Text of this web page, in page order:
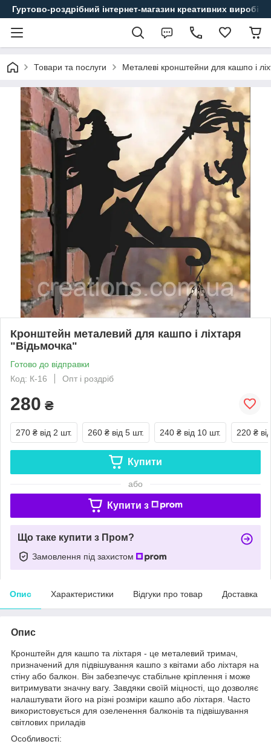
Гуртово-роздрібний інтернет-магазин креативних виробів
Товари та послуги Металеві кронштейни для кашпо і
Кронштейн металевий для кашпо і ліхтаря
"Відьмочка"
Готово до відправки
Код: К-16
Опт і роздріб
280 ₴
270 ₴ від 2 шт. 260 ₴ від 5 шт. 240 ₴ від 10 шт. 220 ₴
Купити
або
Купити з
Що таке купити з Пром?
Замовлення під захистом
Опис Характеристики Відгуки про товар Доставка
Опис
Кронштейн для кашпо та ліхтаря - це металевий тримач,
призначений для підвішування кашпо з квітами або ліхтаря на
стіну або балкон. Він забезпечує стабільне кріплення і може
витримувати значну вагу. Завдяки своїй міцності, що дозволяє
налаштувати його на різні розміри кашпо або ліхтаря. Часто
використовується для озеленення балконів та підвішування
світлових приладів
Особливості: